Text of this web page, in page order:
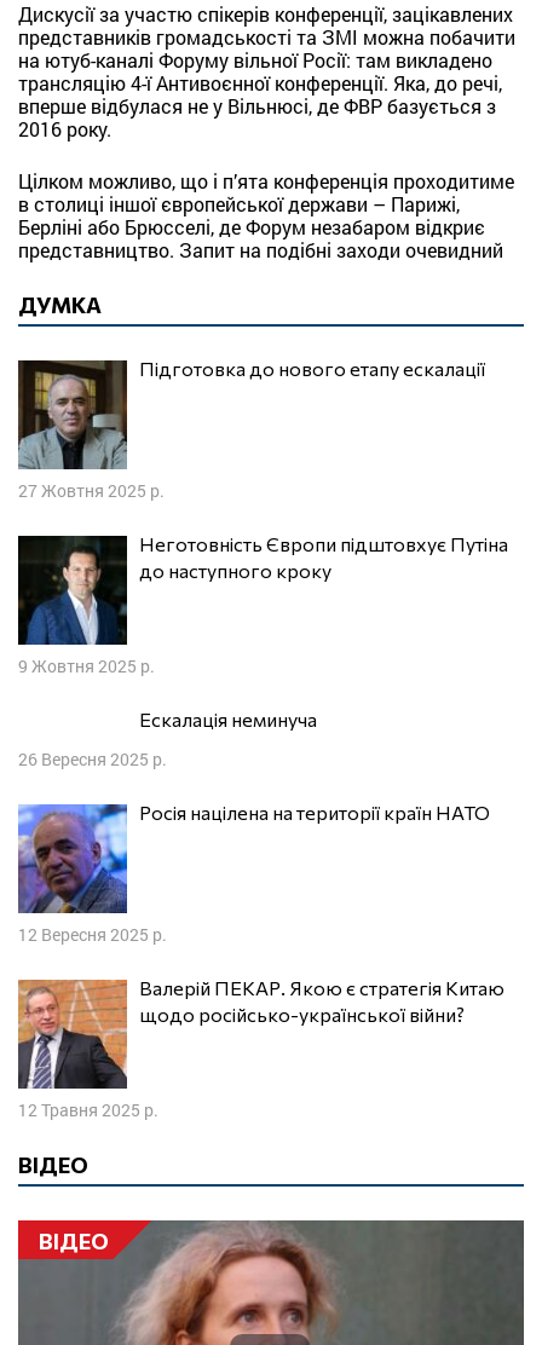
Дискусії за участю спікерів конференції, зацікавлених
представників громадськості та ЗМІ можна побачити
на ютуб-каналі Форуму вільної Росії: там викладено
трансляцію 4-ї Антивоєнної конференції. Яка, до речі,
вперше відбулася не у Вільнюсі, де ФВР базується з
2016 року.
Цілком можливо, що і п’ята конференція проходитиме
в столиці іншої європейської держави – Парижі,
Берліні або Брюсселі, де Форум незабаром відкриє
представництво. Запит на подібні заходи очевидний
ДУМКА
Підготовка до нового етапу ескалації
27 Жовтня 2025 р.
Неготовність Європи підштовхує Путіна
до наступного кроку
9 Жовтня 2025 р.
Ескалація неминуча
26 Вересня 2025 р.
Росія націлена на території країн НАТО
12 Вересня 2025 р.
Валерій ПЕКАР. Якою є стратегія Китаю
щодо російсько-української війни?
12 Травня 2025 р.
ВІДЕО
ВІДЕО